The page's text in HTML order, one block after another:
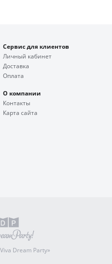
Сервис для клиентов
Личный кабинет
Доставка
Оплата
О компании
Контакты
Карта сайта
Dream Party»